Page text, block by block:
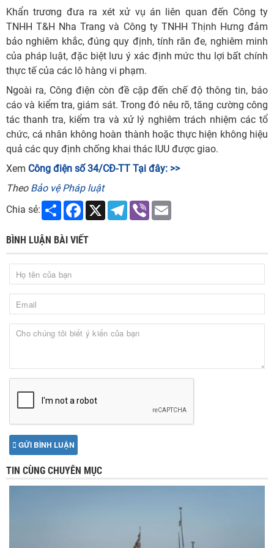
Khẩn trương đưa ra xét xử vụ án liên quan đến Công ty
TNHH T&H Nha Trang và Công ty TNHH Thịnh Hưng đảm
bảo nghiêm khắc, đúng quy định, tính răn đe, nghiêm minh
của pháp luật, đặc biệt lưu ý xác định mức thu lợi bất chính
thực tế của các lô hàng vi phạm.
Ngoài ra, Công điện còn đề cập đến chế độ thông tin, báo
cáo và kiểm tra, giám sát. Trong đó nêu rõ, tăng cường công
tác thanh tra, kiểm tra và xử lý nghiêm trách nhiệm các tổ
chức, cá nhân không hoàn thành hoặc thực hiện không hiệu
quả các quy định chống khai thác IUU được giao.
Xem Công điện số 34/CĐ-TT Tại đây: >>
Theo Bảo vệ Pháp luật
Chia sẻ:
Share Facebook
X Telegram
Viber
BÌNH LUẬN BÀI VIẾT
GỬI BÌNH LUẬN
TIN CÙNG CHUYÊN MỤC